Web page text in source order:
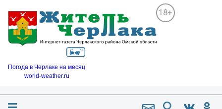
18+
Погода в Черлаке на месяц
world-weather.ru